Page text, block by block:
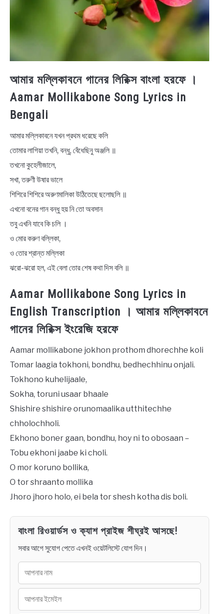
আমার মল্লিকাবনে গানের লিরিক্স বাংলা হরফে ।
Aamar Mollikabone Song Lyrics in
Bengali
আমার মল্লিকাবনে যখন প্রথম ধরেছে কলি
তোমার লাগিয়া তখনি, বন্ধু, বেঁধেছিনু অঞ্জলি ॥
তখনো কুহেলীজালে,
সখা, তরুণী উষার ভালে
শিশিরে শিশিরে অরুণমালিকা উঠিতেছে ছলোছলি ॥
এখনো বনের গান বন্ধু হয় নি তো অবসান
তবু এখনি যাবে কি চলি ।
ও মোর করুণ বল্লিকা,
ও তোর শ্রান্ত মল্লিকা
ঝরো-ঝরো হল, এই বেলা তোর শেষ কথা দিস বলি ॥
Aamar Mollikabone Song Lyrics in
English Transcription । আমার মল্লিকাবনে
গানের লিরিক্স ইংরেজি হরফে
Aamar mollikabone jokhon prothom dhorechhe koli
Tomar laagia tokhoni, bondhu, bedhechhinu onjali.
Tokhono kuhelijaale,
Sokha, toruni usaar bhaale
Shishire shishire orunomaalika utthitechhe
chholochholi.
Ekhono boner gaan, bondhu, hoy ni to obosaan –
Tobu ekhoni jaabe ki choli.
O mor koruno bollika,
O tor shraanto mollika
Jhoro jhoro holo, ei bela tor shesh kotha dis boli.
বাংলা রিওয়ার্ডস ও ক্যাশ প্রাইজ শীঘ্রই আসছে!
সবার আগে সুযোগ পেতে এখনই ওয়েটলিস্টে যোগ দিন।